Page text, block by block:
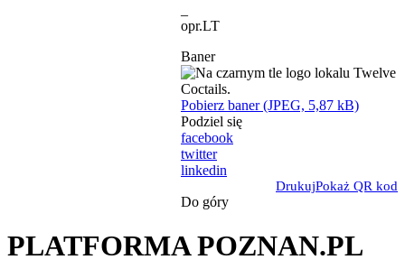
opr.LT
Baner
Pobierz baner (JPEG, 5,87 kB)
Podziel się
facebook
twitter
linkedin
DrukujPokaż QR kod
Do góry
PLATFORMA POZNAN.PL